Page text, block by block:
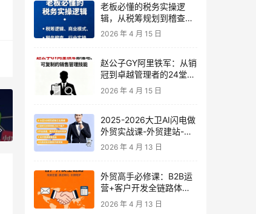
老板必懂的税务实操逻
辑，从税筹规划到稽查应
对，为企业稳健增长保驾
2026 年 4 月 15 日
赵公子GY阿里铁军：从销
冠到卓越管理者的24堂实
战课
2026 年 4 月 15 日
2025-2026大卫AI闪电做
外贸实战课-外贸建站-开
发客户-内容营销-从0到3
2026 年 4 月 13 日
外贸高手必修课：B2B运
营+客户开发全链路体系
课 | 从0到1成为外贸精英
2026 年 4 月 13 日